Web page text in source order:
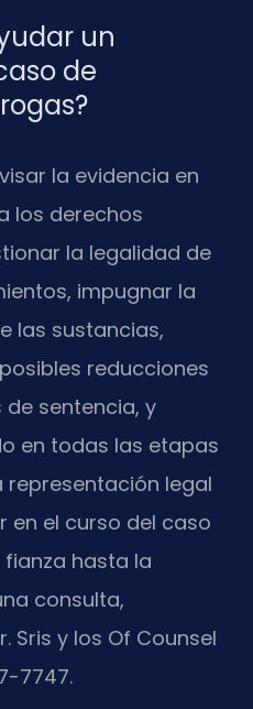
un
de
la evidencia en
los derechos
la legalidad de
impugnar la
las sustancias,
reducciones
sentencia, y
en todas las etapas
representación legal
en el curso del caso
hasta la
consulta,
Sris y los Of Counsel
7747.